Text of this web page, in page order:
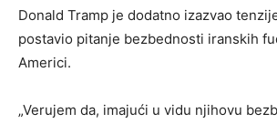
Donald Tramp je dodatno izazvao
postavio pitanje bezbednosti iranskih
Americi.
„Verujem da, imajući u vidu njihovu